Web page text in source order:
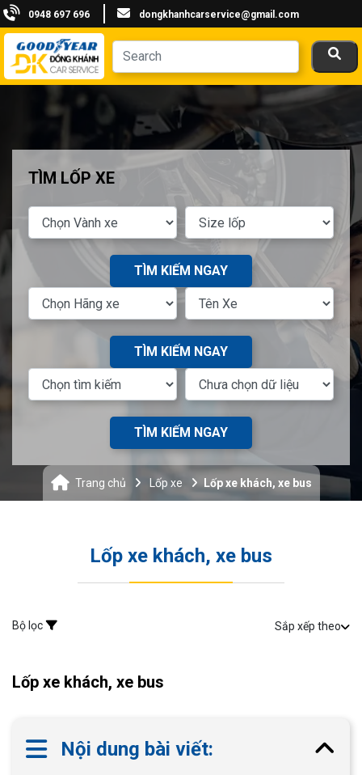
0948 697 696 dongkhanhcarservice@gmail.com
TÌM LỐP XE
TÌM KIẾM NGAY
TÌM KIẾM NGAY
TÌM KIẾM NGAY
Trang chủ Lốp xe Lốp xe khách, xe bus
Lốp xe khách, xe bus
Bộ lọc Sắp xếp theo
Lốp xe khách, xe bus
Nội dung bài viết: